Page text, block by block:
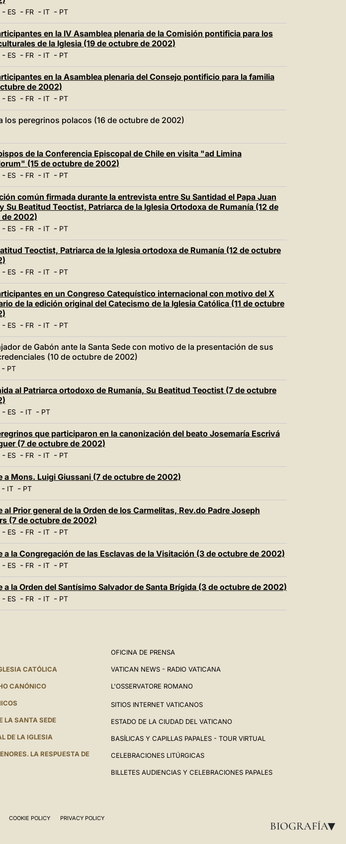
BIOGRAFÍA▸
- ES- FR- IT- PT
en la IV Asamblea plenaria de la Comisión pontificia para los
de la Iglesia (19 de octubre de 2002)
- ES- FR- IT- PT
en la Asamblea plenaria del Consejo pontificio para la familia
de 2002)
- ES- FR- IT- PT
los peregrinos polacos (16 de octubre de 2002)
de la Conferencia Episcopal de Chile en visita "ad Limina
(15 de octubre de 2002)
- ES- FR- IT- PT
común firmada durante la entrevista entre Su Santidad el Papa Juan
Su Beatitud Teoctist, Patriarca de la Iglesia Ortodoxa de Rumanía (12 de
2002)
- ES- FR- IT- PT
Teoctist, Patriarca de la Iglesia ortodoxa de Rumanía (12 de octubre
- ES- FR- IT- PT
en un Congreso Catequístico internacional con motivo del X
de la edición original del Catecismo de la Iglesia Católica (11 de octubre
- ES- FR- IT- PT
de Gabón ante la Santa Sede con motivo de la presentación de sus
(10 de octubre de 2002)
PT
al Patriarca ortodoxo de Rumanía, Su Beatitud Teoctist (7 de octubre
- ES- IT- PT
que participaron en la canonización del beato Josemaría Escrivá
(7 de octubre de 2002)
- ES- FR- IT- PT
a Mons. Luigi Giussani (7 de octubre de 2002)
IT- PT
al Prior general de la Orden de los Carmelitas, Rev.do Padre Joseph
(7 de octubre de 2002)
- ES- FR- IT- PT
a la Congregación de las Esclavas de la Visitación (3 de octubre de 2002)
- ES- FR- IT- PT
a la Orden del Santísimo Salvador de Santa Brígida (3 de octubre de 2002)
- ES- FR- IT- PT
CATÓLICA
CANÓNICO
LA SANTA SEDE
DE LA IGLESIA
LA RESPUESTA DE
OFICINA DE PRENSA
VATICAN NEWS - RADIO VATICANA
L'OSSERVATORE ROMANO
SITIOS INTERNET VATICANOS
ESTADO DE LA CIUDAD DEL VATICANO
BASÍLICAS Y CAPILLAS PAPALES - TOUR VIRTUAL
CELEBRACIONES LITÚRGICAS
BILLETES AUDIENCIAS Y CELEBRACIONES PAPALES
COOKIE POLICY PRIVACY POLICY